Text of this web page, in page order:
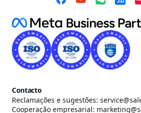
Contacto
Reclamações e sugestões:
Cooperação empresarial: